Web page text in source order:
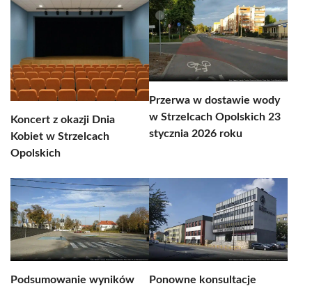
Koncert z okazji Dnia
Kobiet w Strzelcach
Opolskich
Przerwa w dostawie wody
w Strzelcach Opolskich 23
stycznia 2026 roku
Podsumowanie wyników
Ponowne konsultacje